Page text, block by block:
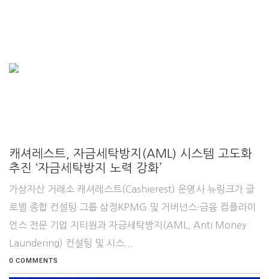
캐셔레스트, 자금세탁방지(AML) 시스템 고도화
추진 ‘자금세탁방지 노력 강화’
가상자산 거래소 캐셔레스트(Cashierest) 운영사 뉴링크가 글
로벌 종합 컨설팅 그룹 삼정KPMG 및 거버넌스·금융 컴플라이
언스 전문 기업 지티원과 자금세탁방지(AML, Anti Money
Laundering) 컨설팅 및 시스...
0 COMMENTS